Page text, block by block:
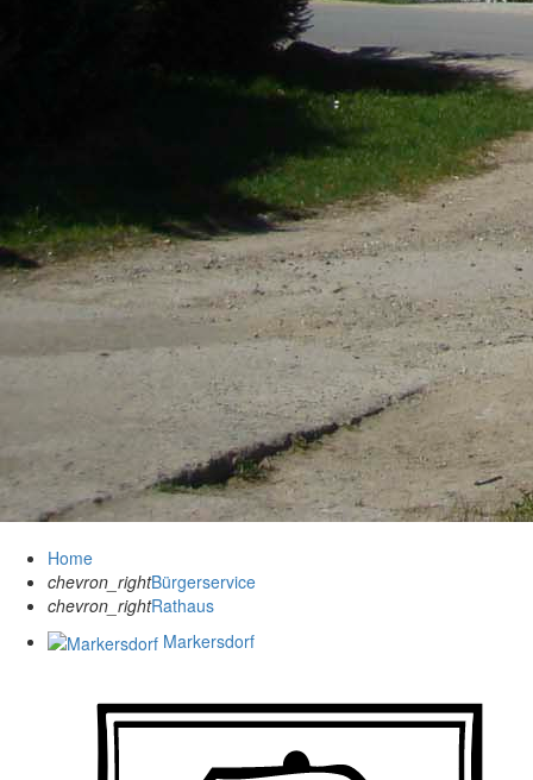
Home
chevron_rightBürgerservice
chevron_rightRathaus
Markersdorf